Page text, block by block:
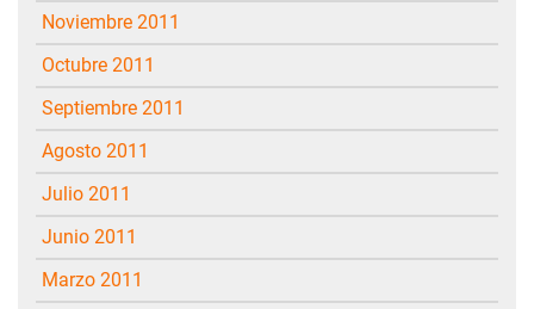
noviembre 2011
octubre 2011
septiembre 2011
agosto 2011
julio 2011
junio 2011
marzo 2011